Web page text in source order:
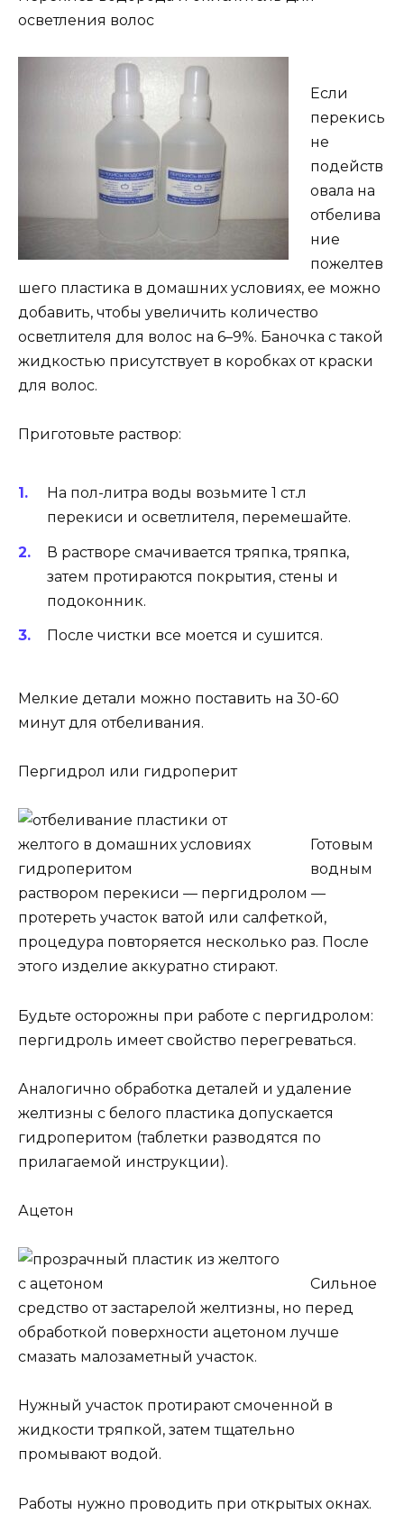
осветления волос
Если
перекись
не
подейств
овала на
отбелива
ние
пожелтев
шего пластика в домашних условиях, ее можно
добавить, чтобы увеличить количество
осветлителя для волос на 6–9%. Баночка с такой
жидкостью присутствует в коробках от краски
для волос.
Приготовьте раствор:
На пол-литра воды возьмите 1 ст.л
перекиси и осветлителя, перемешайте.
В растворе смачивается тряпка, тряпка,
затем протираются покрытия, стены и
подоконник.
После чистки все моется и сушится.
Мелкие детали можно поставить на 30-60
минут для отбеливания.
Пергидрол или гидроперит
Готовым
водным
раствором перекиси — пергидролом —
протереть участок ватой или салфеткой,
процедура повторяется несколько раз. После
этого изделие аккуратно стирают.
Будьте осторожны при работе с пергидролом:
пергидроль имеет свойство перегреваться.
Аналогично обработка деталей и удаление
желтизны с белого пластика допускается
гидроперитом (таблетки разводятся по
прилагаемой инструкции).
Ацетон
Сильное
средство от застарелой желтизны, но перед
обработкой поверхности ацетоном лучше
смазать малозаметный участок.
Нужный участок протирают смоченной в
жидкости тряпкой, затем тщательно
промывают водой.
Работы нужно проводить при открытых окнах.